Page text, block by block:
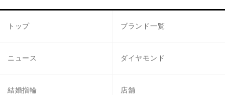
トップ ブランド一覧
ニュース ダイヤモンド
結婚指輪 店舗